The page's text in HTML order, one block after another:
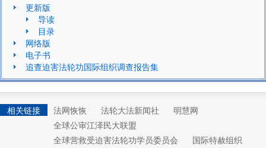
更新版
导读
目录
网络版
电子书
追查迫害法轮功国际组织调查报告集
相关链接 法网恢恢 法轮大法新闻社
明慧网
全球公审江泽民大联盟
全球营救受迫害法轮功学员委员会
国际特赦组织